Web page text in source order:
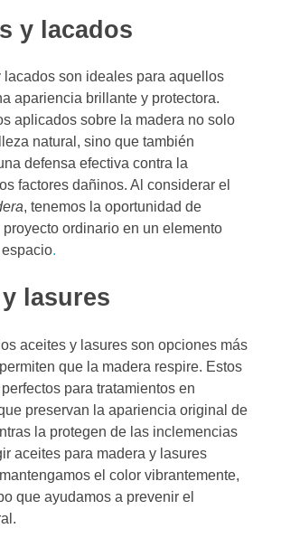
y lacados
lacados son ideales para aquellos
apariencia brillante y protectora.
aplicados sobre la madera no solo
natural, sino que también
defensa efectiva contra la
factores dañinos. Al considerar el
, tenemos la oportunidad de
proyecto ordinario en un elemento
.
lasures
aceites y lasures son opciones más
que la madera respire. Estos
para tratamientos en
preservan la apariencia original de
la protegen de las inclemencias
aceites para madera y lasures
el color vibrantemente,
que ayudamos a prevenir el